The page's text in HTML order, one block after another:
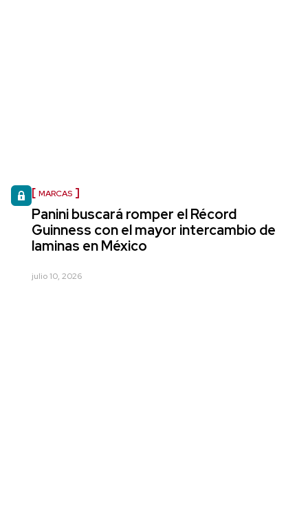
MARCAS
Panini buscará romper el Récord
Guinness con el mayor intercambio de
laminas en México
julio 10, 2026